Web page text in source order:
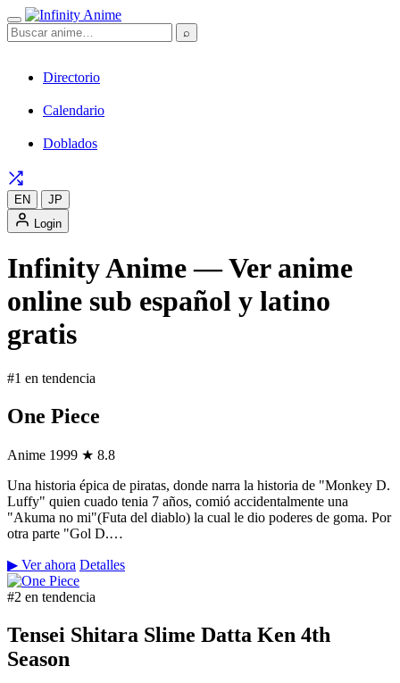
⌕
Directorio
Calendario
Doblados
EN
JP
Login
Infinity Anime — Ver anime
online sub español y latino
gratis
#1 en tendencia
One Piece
Anime 1999 ★ 8.8
Una historia épica de piratas, donde narra la historia de "Monkey D.
Luffy" quien cuado tenia 7 años, comió accidentalmente una
"Akuma no mi"(Futa del diablo) la cual le dio poderes de goma. Por
otra parte "Gol D.…
▶ Ver ahora Detalles
#2 en tendencia
Tensei Shitara Slime Datta Ken 4th
Season